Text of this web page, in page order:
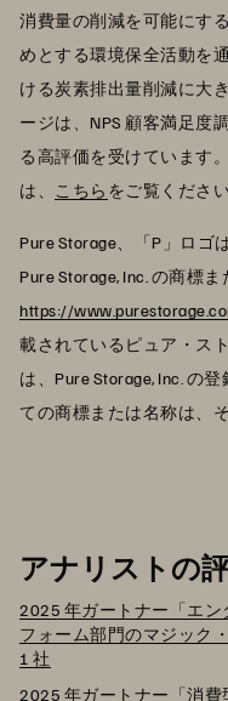
消費量の削減を可能にす
めとする環境保全活動を
ける炭素排出量削減に大
ージは、NPS 顧客満足度
る高評価を受けています
は、
こちら をご覧ください
Pure Storage、「P」ロゴ
Pure Storage, Inc. の商標
https://
載されているピュア・ス
は、Pure Storage, Inc. の
ての商標または名称は、
アナリストの
2025 年ガートナー「エン
フォーム部門のマジック
1 社
2025 年ガートナー「消